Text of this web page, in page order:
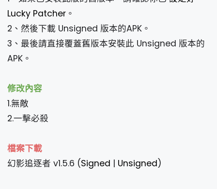
Lucky Patcher 。
2、然後下載 Unsigned 版本的APK。
3、最後請直接覆蓋舊版本安裝此 Unsigned 版本的
APK。
修改內容
1.無敵
2.一擊必殺
檔案下載
幻影追逐者 v1.5.6 (Signed | Unsigned)